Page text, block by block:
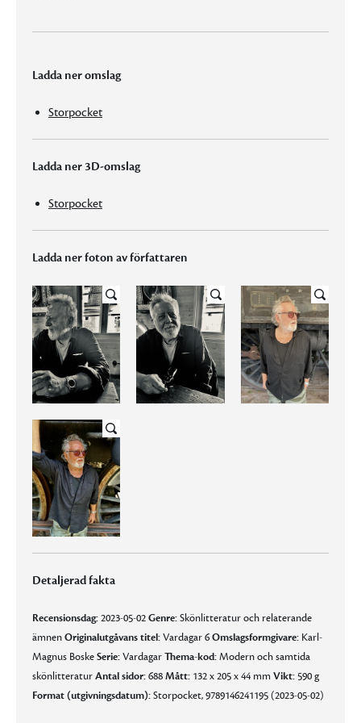
Ladda ner omslag
Storpocket
Ladda ner 3D-omslag
Storpocket
Ladda ner foton av författaren
Detaljerad fakta
Recensionsdag:2023-05-02Genre:Skönlitteratur och relaterande
ämnenOriginalutgåvans titel:Vardagar 6Omslagsformgivare: Karl-
Magnus BoskeSerie:VardagarThema-kod:Modern och samtida
skönlitteraturAntal sidor:688Mått: 132 x 205 x 44 mmVikt:590 g
Format (utgivningsdatum):Storpocket, 9789146241195 (2023-05-02)